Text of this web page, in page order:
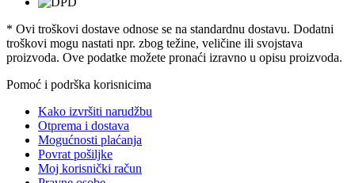
* Ovi troškovi dostave odnose se na standardnu ​​dostavu. Dodatni
troškovi mogu nastati npr. zbog težine, veličine ili svojstava
proizvoda. Ove podatke možete pronaći izravno u opisu proizvoda.
Pomoć i podrška korisnicima
Kako izvršiti narudžbu
Otprema i dostava
Mogućnosti plaćanja
Povrat pošiljke
Moj korisnički račun